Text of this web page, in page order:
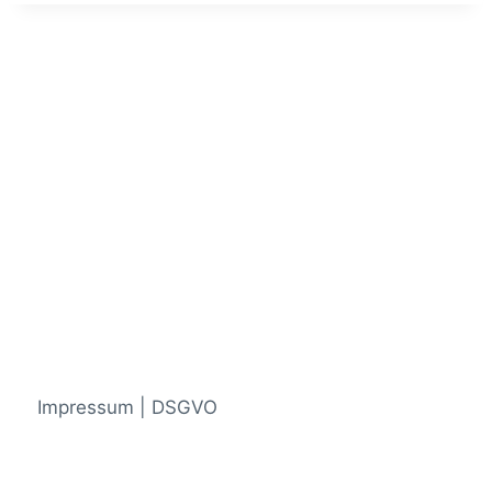
Impressum | DSGVO